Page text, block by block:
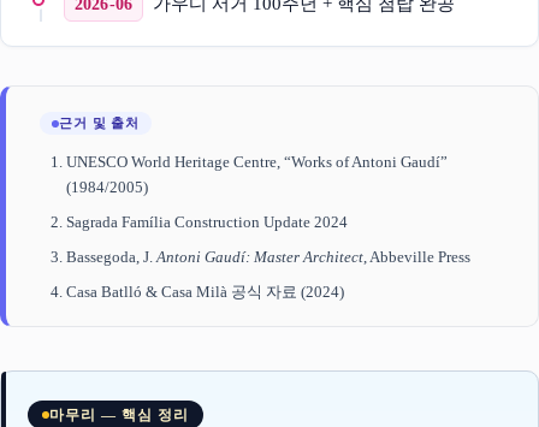
2026-06
근거 및 출처
UNESCO World Heritage Centre, “Works of Antoni Gaudí”
(1984/2005)
Sagrada Família Construction Update 2024
Bassegoda, J.Antoni Gaudí: Master Architect, Abbeville Press
Casa Batlló & Casa Milà 공식 자료 (2024)
마무리 — 핵심 정리